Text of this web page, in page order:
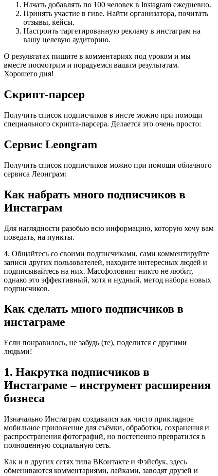
Начать добавлять по 100 человек в Instagram ежедневно.
Принять участие в гиве. Найти организатора, почитать
отзывы, кейсы.
Настроить таргетированную рекламу в инстаграм на
вашу целевую аудиторию.
О результатах пишите в комментариях под уроком и мы
вместе посмотрим и порадуемся вашим результатам.
Хорошего дня!
Скрипт-парсер
Получить список подписчиков в инсте можно при помощи
специального скрипта-парсера. Делается это очень просто:
Сервис Leongram
Получить список подписчиков можно при помощи облачного
сервиса Леонграм:
Как набрать много подписчиков в
Инстаграм
Для наглядности разобью всю информацию, которую хочу вам
поведать, на пункты.
4. Общайтесь со своими подписчиками, сами комментируйте
записи других пользователей, находите интересных людей и
подписывайтесь на них. Массфоловинг никто не любит,
однако это эффективный, хотя и нудный, метод набора новых
подписчиков.
Как сделать много подписчиков в
инстаграме
Если понравилось, не забудь (те), поделится с другими
людьми!
1. Накрутка подписчиков в
Инстаграме – инструмент расширения
бизнеса
Изначально Инстаграм создавался как чисто прикладное
мобильное приложение для съёмки, обработки, сохранения и
распространения фотографий, но постепенно превратился в
полноценную социальную сеть.
Как и в других сетях типа ВКонтакте и Фэйсбук, здесь
обмениваются комментариями, лайками, заводят друзей и